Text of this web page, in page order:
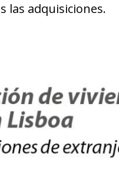
las adquisiciones.